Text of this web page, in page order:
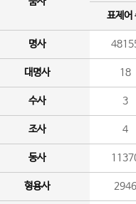
표제어
명사
대명사 18
수사 3
조사 4
동사
형용사 2946